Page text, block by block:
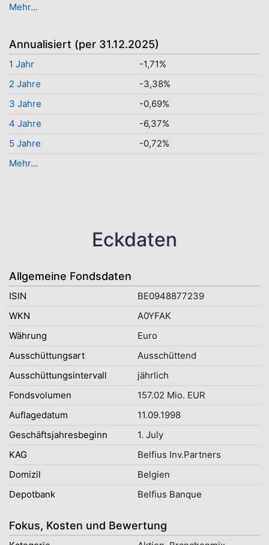
Mehr...
Annualisiert (per 31.12.2025)
1 Jahr
-1,71%
2 Jahre
-3,38%
3 Jahre
-0,69%
4 Jahre
-6,37%
5 Jahre
-0,72%
Mehr...
Eckdaten
Allgemeine Fondsdaten
ISIN
BE0948877239
WKN
A0YFAK
Währung
Euro
Ausschüttungsart
Ausschüttend
Ausschüttungsintervall
jährlich
Fondsvolumen
157.02 Mio. EUR
Auflagedatum
11.09.1998
Geschäftsjahresbeginn
1. July
KAG
Belfius Inv.Partners
Domizil
Belgien
Depotbank
Belfius Banque
Fokus, Kosten und Bewertung